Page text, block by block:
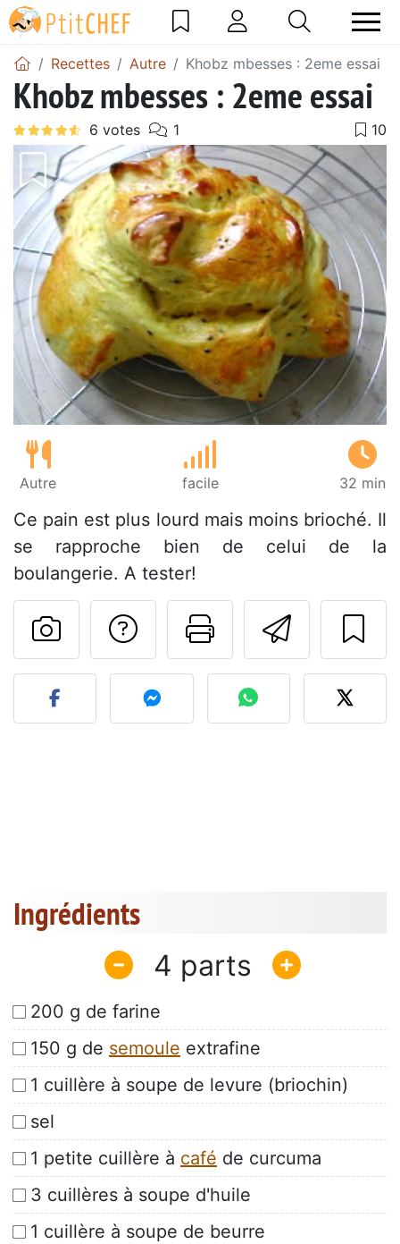
Recettes Autre Khobz mbesses : 2eme essai
Khobz mbesses : 2eme essai
Autre facile 32 min
Ce pain est plus lourd mais moins brioché. Il
se rapproche bien de celui de la
boulangerie. A tester!
Imprimer
Poser une
Publier votre photo de
Ingrédients
4
200 g de farine
150 g de semoule extrafine
1 cuillère à soupe de levure (briochin)
sel
1 petite cuillère à café de curcuma
3 cuillères à soupe d'huile
1 cuillère à soupe de beurre